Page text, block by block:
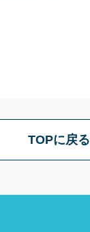
TOPに戻る